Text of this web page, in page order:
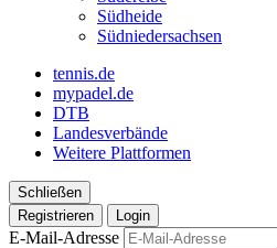
Südheide
Südniedersachsen
tennis.de
mypadel.de
DTB
Landesverbände
Weitere Plattformen
Schließen
Registrieren
Login
E-Mail-Adresse